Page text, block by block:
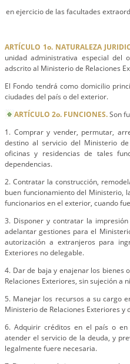
en ejercicio de las facultades
ARTÍCULO 1o. NATURALEZA
unidad administrativa especial del
adscrito al Ministerio de Relaciones
El Fondo tendrá como domicilio
ciudades del país o del exterior.
ARTÍCULO 2o. FUNCIONES.Son
1. Comprar y vender, permutar,
destino al servicio del Ministerio
oficinas y residencias de tales
dependencias.
2. Contratar la construcción,
buen funcionamiento del Ministerio,
funcionarios en el exterior, cuando
3. Disponer y contratar la
adelantar gestiones para el
autorización a extranjeros para
Exteriores no delegable.
4. Dar de baja y enajenar los bienes
Relaciones Exteriores, sin sujeción a
5. Manejar los recursos a su cargo
Ministerio de Relaciones Exteriores y
6. Adquirir créditos en el país o en
atender el servicio de la deuda, y
legalmente fuere necesaria.